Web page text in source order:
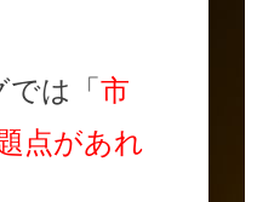
は「 市
点があれ